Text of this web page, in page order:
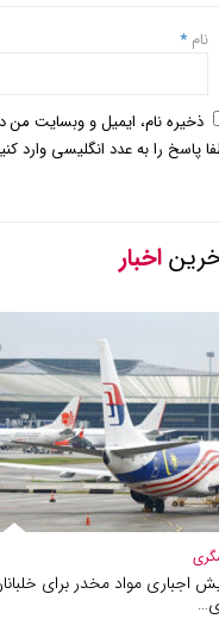
نام *
ذخیره نام، ایمیل و وبسایت من
پاسخ را به عدد انگلیسی وارد
اخبار
اجباری مواد مخدر برای